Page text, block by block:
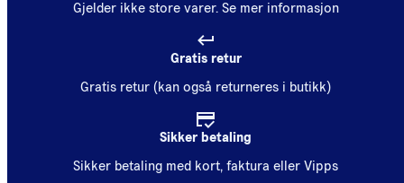
Gjelder ikke store varer. Se mer informasjon
Gratis retur
Gratis retur (kan også returneres i butikk)
Sikker betaling
Sikker betaling med kort, faktura eller Vipps